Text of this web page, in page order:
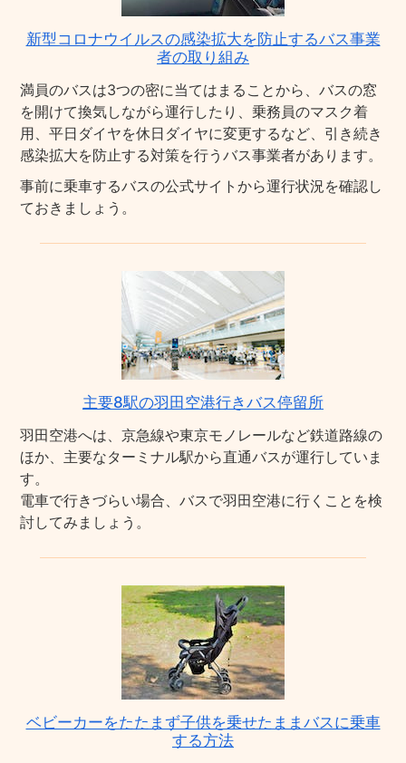
新型コロナウイルスの感染拡大を防止するバス事業
者の取り組み
満員のバスは3つの密に当てはまることから、バスの窓
を開けて換気しながら運行したり、乗務員のマスク着
用、平日ダイヤを休日ダイヤに変更するなど、引き続き
感染拡大を防止する対策を行うバス事業者があります。
事前に乗車するバスの公式サイトから運行状況を確認し
ておきましょう。
主要8駅の羽田空港行きバス停留所
羽田空港へは、京急線や東京モノレールなど鉄道路線の
ほか、主要なターミナル駅から直通バスが運行していま
す。
電車で行きづらい場合、バスで羽田空港に行くことを検
討してみましょう。
ベビーカーをたたまず子供を乗せたままバスに乗車
する方法